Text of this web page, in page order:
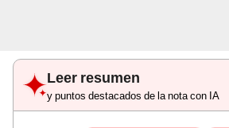
Leer resumen
y puntos destacados de la nota con IA